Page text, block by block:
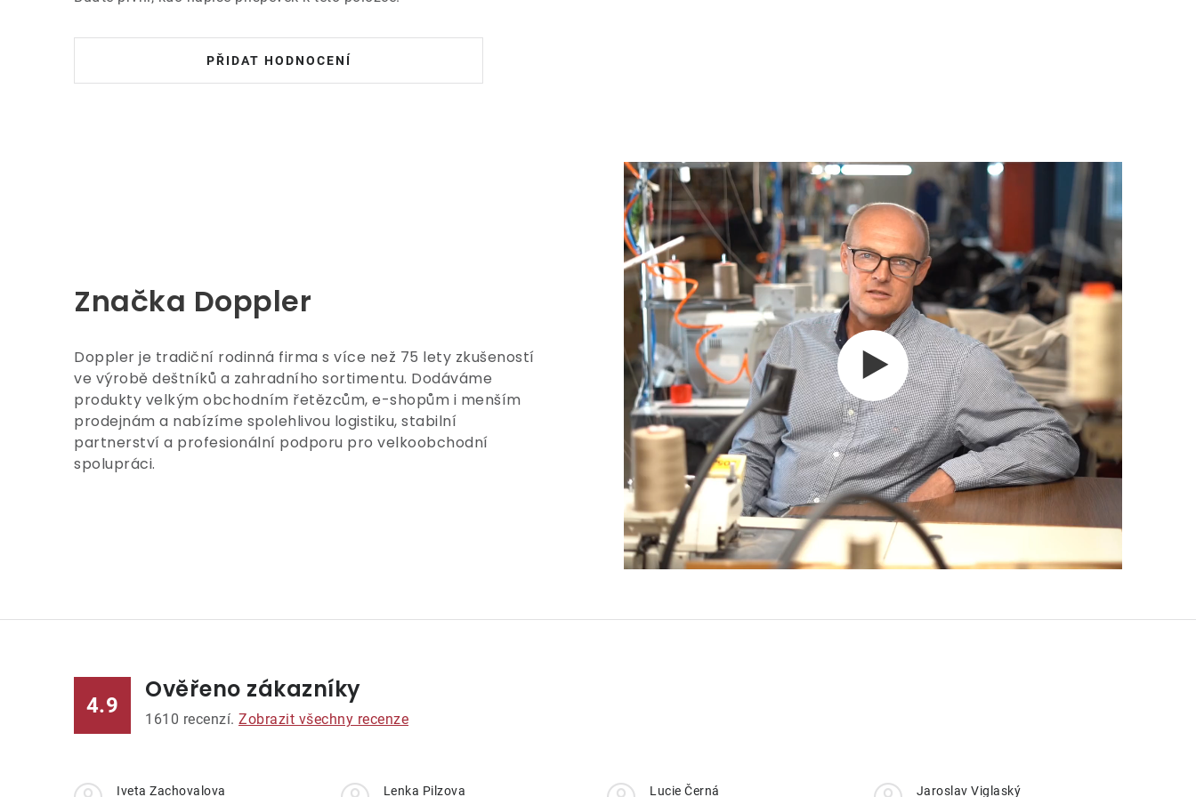
PŘIDAT HODNOCENÍ
Značka Doppler
Doppler je tradiční rodinná firma s více než 75 lety zkušeností
ve výrobě deštníků a zahradního sortimentu. Dodáváme
produkty velkým obchodním řetězcům, e-shopům i menším
prodejnám a nabízíme spolehlivou logistiku, stabilní
partnerství a profesionální podporu pro velkoobchodní
spolupráci.
4.9
Ověřeno zákazníky
1610 recenzí. Zobrazit všechny recenze
Iveta Zachovalova Lenka Pilzova Lucie Černá Jaroslav Viglaský